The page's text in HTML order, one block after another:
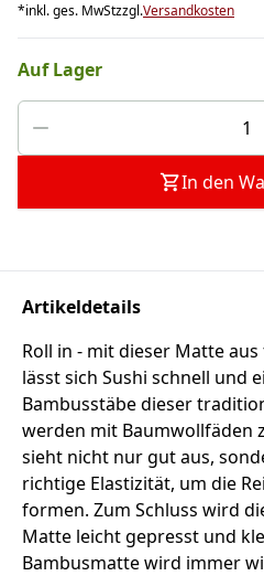
*inkl. ges. MwStzzgl.Versandkosten
Auf Lager
In den
Artikeldetails
Roll in - mit dieser Matte
lässt sich Sushi schnell und
Bambusstäbe dieser
werden mit Baumwollfäden
sieht nicht nur gut aus,
richtige Elastizität, um die
formen. Zum Schluss wird
Matte leicht gepresst und
Bambusmatte wird immer